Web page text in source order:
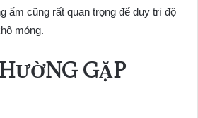
ẩm cũng rất quan trọng để duy trì độ
móng.
GẶP